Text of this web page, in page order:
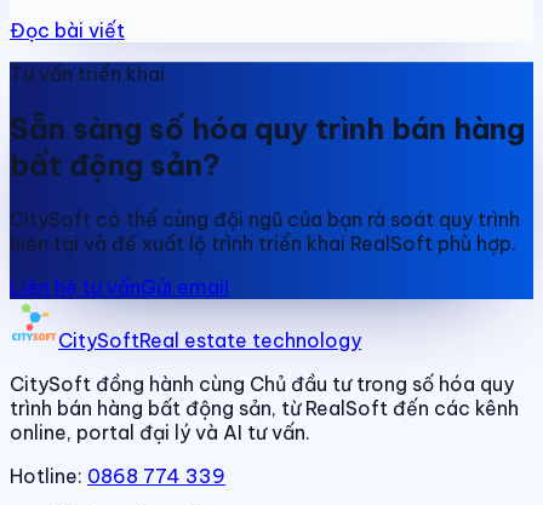
Đọc bài viết
Tư vấn triển khai
Sẵn sàng số hóa quy trình bán hàng
bất động sản?
CitySoft có thể cùng đội ngũ của bạn rà soát quy trình
hiện tại và đề xuất lộ trình triển khai RealSoft phù hợp.
Liên hệ tư vấnGửi email
CitySoftReal estate technology
CitySoft đồng hành cùng Chủ đầu tư trong số hóa quy
trình bán hàng bất động sản, từ RealSoft đến các kênh
online, portal đại lý và AI tư vấn.
Hotline: 0868 774 339